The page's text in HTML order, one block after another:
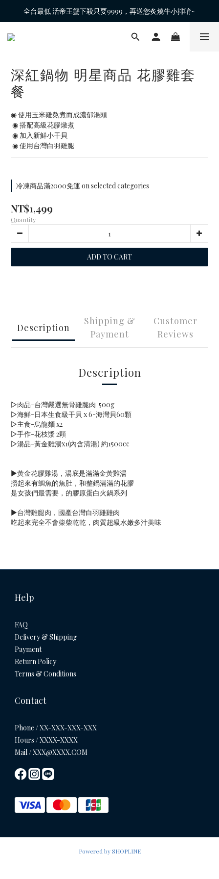
全台最低 活帝王蟹下殺只要9999，再送您炙燒牛小排唷~
深紅鍋物 明星商品 花膠雞套
餐
◉ 使用玉米雞熬煮而成濃郁湯頭
◉ 搭配高級花膠燉煮
◉ 加入新鮮小干貝
◉ 使用台灣白羽雞腿
冷凍商品滿2000免運 on selected categories
NT$1,499
Quantity
ADD TO CART
Description
Shipping &
Payment
Customer
Reviews
Description
▷肉品-台灣嚴選無骨雞腿肉 500g
▷海鮮-日本生食級干貝 x 6-海灣貝60顆
▷主食-烏龍麵 x2
▷手作-花枝漿 2顆
▷湯品-黃金雞湯x1(內含清湯) 約1500cc
▶︎黃金花膠雞湯，湯底是滿滿金黃雞湯
撈起來有鯛魚的魚肚，和整鍋滿滿的花膠
是女孩們最需要，的膠原蛋白火鍋系列
▶︎台灣雞腿肉，國產台灣白羽雞雞肉
吃起來完全不會柴柴乾乾，肉質超級水嫩多汁美味
Help
FAQ
Delivery & Shipping
Payment
Return Policy
Terms & Conditions
Contact
Phone / XX-XXX-XXX-XXX
Hours / XXXX-XXXX
Mail / XXX@XXXX.COM
Powered by SHOPLINE